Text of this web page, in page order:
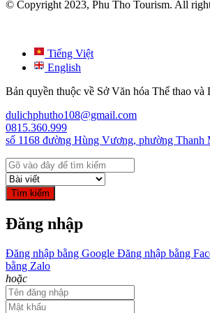
© Copyright 2023, Phu Tho Tourism. All
Tiếng Việt
English
Bản quyền thuộc về Sở Văn hóa Thể thao
dulichphutho108@gmail.com
0815.360.999
số 1168 đường Hùng Vương, phường Thanh
Tìm kiếm
Đăng nhập
Đăng nhập bằng Google Đăng nhập bằng
bằng Zalo
hoặc